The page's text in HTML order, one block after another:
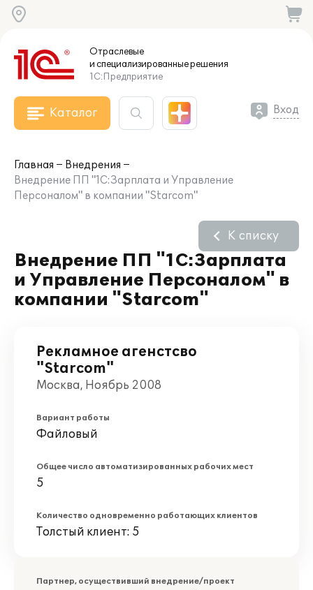
Отраслевые
и специализированныерешения
1С:Предприятие
Каталог Вход
Главная
Внедрения
Внедрение ПП "1С:Зарплата и Управление
Персоналом" в компании "Starcom"
Внедрение ПП "1С:Зарплата
и Управление Персоналом" в
компании "Starcom"
К списку
Рекламное агенстсво
"Starcom"
Москва, Ноябрь 2008
Вариант работы
Файловый
Общее число автоматизированных рабочих мест
5
Количество одновременно работающих клиентов
Толстый клиент: 5
Партнер, осуществивший внедрение/проект